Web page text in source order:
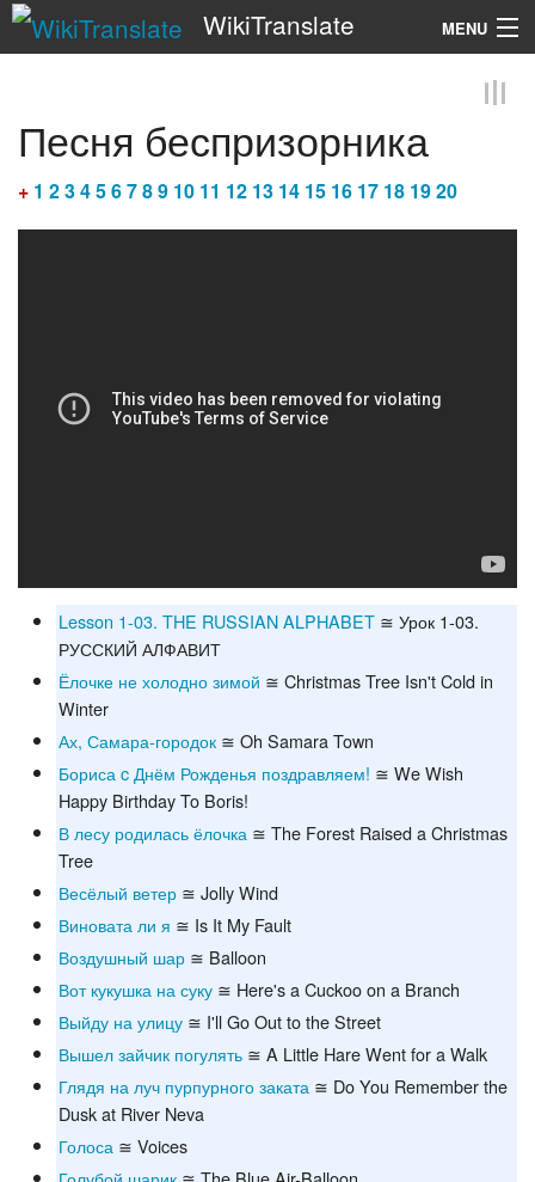
WikiTranslate MENU
Песня беспризорника
+ 1 23456789 10 11 12 13 14 15 16 17 18 1920
Lesson 1-03. THE RUSSIAN ALPHABET ≅ Урок 1-03.
РУССКИЙ АЛФАВИТ
Ёлочке не холодно зимой ≅ Christmas Tree Isn't Cold in
Winter
Ах, Самара-городок ≅ Oh Samara Town
Бориса c Днём Рожденья поздравляем! ≅ We Wish
Happy Birthday To Boris!
В лесу родилась ёлочка ≅ The Forest Raised a Christmas
Tree
Весёлый ветер ≅ Jolly Wind
Виновата ли я ≅ Is It My Fault
Воздушный шар ≅ Balloon
Вот кукушка на суку ≅ Here's a Cuckoo on a Branch
Выйду на улицу ≅ I'll Go Out to the Street
Вышел зайчик погулять ≅ A Little Hare Went for a Walk
Глядя на луч пурпурного заката ≅ Do You Remember the
Dusk at River Neva
Голоса ≅ Voices
Голубой шарик ≅ The Blue Air-Balloon